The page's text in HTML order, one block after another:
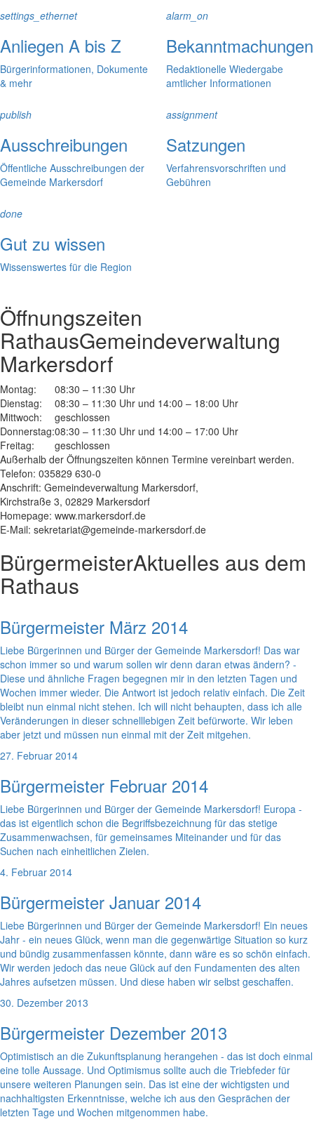
settings_ethernet
Anliegen A bis Z
Bürgerinformationen, Dokumente
& mehr
alarm_on
Bekanntmachungen
Redaktionelle Wiedergabe
amtlicher Informationen
publish
Ausschreibungen
Öffentliche Ausschreibungen der
Gemeinde Markersdorf
assignment
Satzungen
Verfahrensvorschriften und
Gebühren
done
Gut zu wissen
Wissenswertes für die Region
Öffnungszeiten
RathausGemeindeverwaltung
Markersdorf
Montag:
08:30 – 11:30 Uhr
Dienstag:
08:30 – 11:30 Uhr und 14:00 – 18:00 Uhr
Mittwoch:
geschlossen
Donnerstag:08:30 – 11:30 Uhr und 14:00 – 17:00 Uhr
Freitag:
geschlossen
Außerhalb der Öffnungszeiten können Termine vereinbart werden.
Telefon: 035829 630-0
Anschrift: Gemeindeverwaltung Markersdorf,
Kirchstraße 3, 02829 Markersdorf
Homepage: www.markersdorf.de
E-Mail: sekretariat@gemeinde-markersdorf.de
BürgermeisterAktuelles aus dem
Rathaus
Bürgermeister März 2014
Liebe Bürgerinnen und Bürger der Gemeinde Markersdorf! Das war
schon immer so und warum sollen wir denn daran etwas ändern? -
Diese und ähnliche Fragen begegnen mir in den letzten Tagen und
Wochen immer wieder. Die Antwort ist jedoch relativ einfach. Die Zeit
bleibt nun einmal nicht stehen. Ich will nicht behaupten, dass ich alle
Veränderungen in dieser schnelllebigen Zeit befürworte. Wir leben
aber jetzt und müssen nun einmal mit der Zeit mitgehen.
27. Februar 2014
Bürgermeister Februar 2014
Liebe Bürgerinnen und Bürger der Gemeinde Markersdorf! Europa -
das ist eigentlich schon die Begriffsbezeichnung für das stetige
Zusammenwachsen, für gemeinsames Miteinander und für das
Suchen nach einheitlichen Zielen.
4. Februar 2014
Bürgermeister Januar 2014
Liebe Bürgerinnen und Bürger der Gemeinde Markersdorf! Ein neues
Jahr - ein neues Glück, wenn man die gegenwärtige Situation so kurz
und bündig zusammenfassen könnte, dann wäre es so schön einfach.
Wir werden jedoch das neue Glück auf den Fundamenten des alten
Jahres aufsetzen müssen. Und diese haben wir selbst geschaffen.
30. Dezember 2013
Bürgermeister Dezember 2013
Optimistisch an die Zukunftsplanung herangehen - das ist doch einmal
eine tolle Aussage. Und Optimismus sollte auch die Triebfeder für
unsere weiteren Planungen sein. Das ist eine der wichtigsten und
nachhaltigsten Erkenntnisse, welche ich aus den Gesprächen der
letzten Tage und Wochen mitgenommen habe.